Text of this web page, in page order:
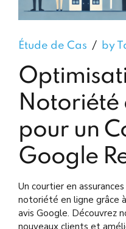
Étude de Cas by
Notoriété
pour un
Google
Un courtier en
notoriété en ligne grâce
avis Google. Découvrez